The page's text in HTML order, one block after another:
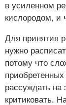
в усиленном
кислородом, и
Для принятия
нужно
потому что
рассуждать на
критиковать.